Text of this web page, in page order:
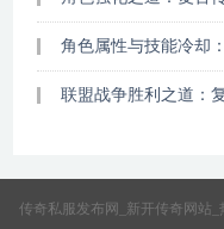
角色属性与技能冷却
联盟战争胜利之道：
传奇私服发布网_新开传奇网站